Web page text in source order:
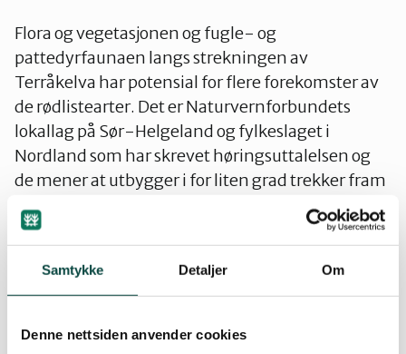
Samtykke Detaljer Om
Denne nettsiden anvender cookies
Flora og vegetasjonen og fugle- og
pattedyrfaunaen langs strekningen av
Terråkelva har potensial for flere forekomster av
de rødlistearter. Det er Naturvernforbundets
lokallag på Sør-Helgeland og fylkeslaget i
Nordland som har skrevet høringsuttalelsen og
de mener at utbygger i for liten grad trekker fram
de negative virkninger utbyggingene medfører
for inngrepsfri natur (INON), biologisk mangfold,
Må undersøke området for rødlistearter
Influensområdet er lite eller ikke undersøkt og